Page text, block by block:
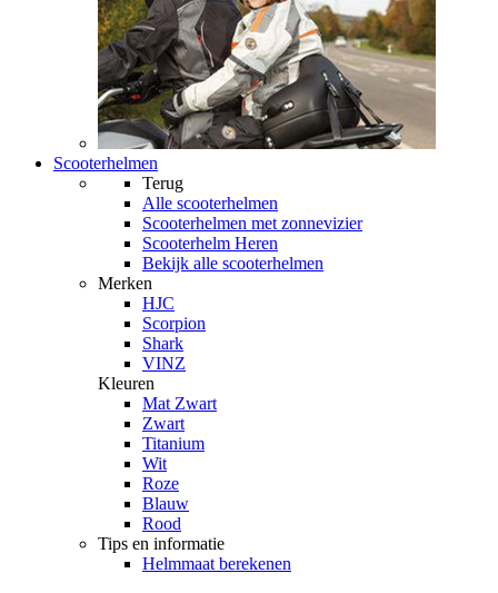
Scooterhelmen
Terug
Alle scooterhelmen
Scooterhelmen met zonnevizier
Scooterhelm Heren
Bekijk alle scooterhelmen
Merken
HJC
Scorpion
Shark
VINZ
Kleuren
Mat Zwart
Zwart
Titanium
Wit
Roze
Blauw
Rood
Tips en informatie
Helmmaat berekenen